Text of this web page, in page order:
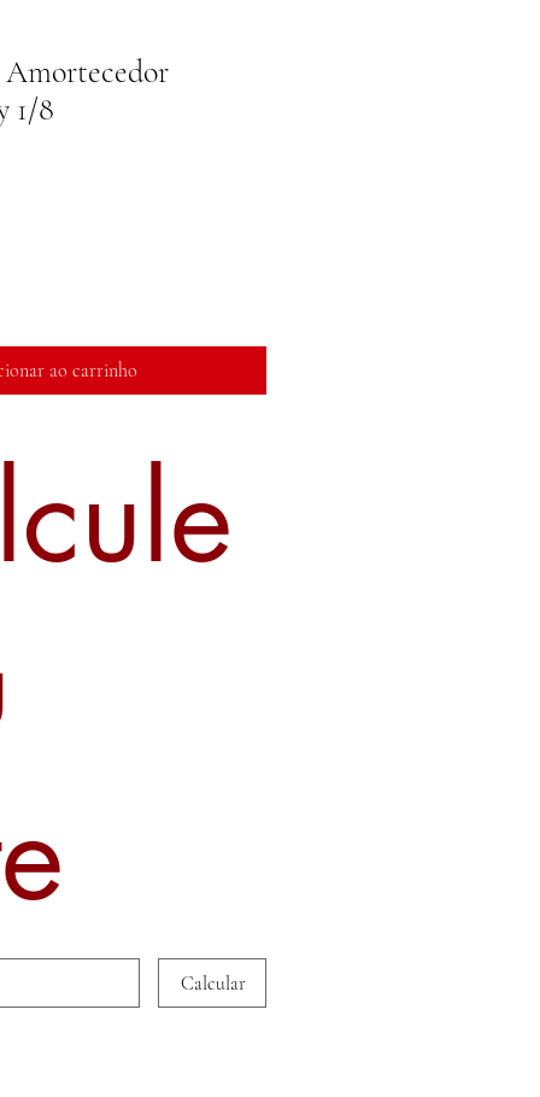
Amortecedor
1/8
ao carrinho
Calcular